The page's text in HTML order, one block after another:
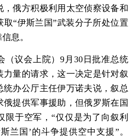
俄方积极利用太空侦察设备和
取“伊斯兰国”武装分子所处位置
息。
议会上院）9月30日批准总统
力量的请求，这一决定是针对叙
统办公厅主任伊万诺夫说，叙总
俄提供军事援助，但俄罗斯在国
限于空军，“仅仅是为了向叙利
兰国’的斗争提供空中支援”。